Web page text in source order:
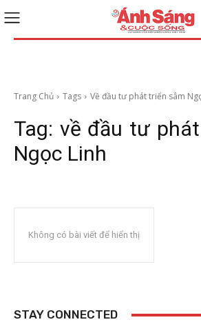
Trang Chủ Tags Về đầu tư phát triển sâm
Tag: về đầu tư
Ngọc Linh
Không có bài viết để hiển thị
STAY CONNECTED